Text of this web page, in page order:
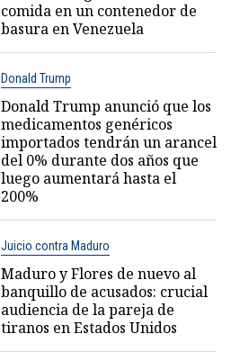
comida en un contenedor de
basura en Venezuela
Donald Trump
Donald Trump anunció que los
medicamentos genéricos
importados tendrán un arancel
del 0% durante dos años que
luego aumentará hasta el
200%
Juicio contra Maduro
Maduro y Flores de nuevo al
banquillo de acusados: crucial
audiencia de la pareja de
tiranos en Estados Unidos